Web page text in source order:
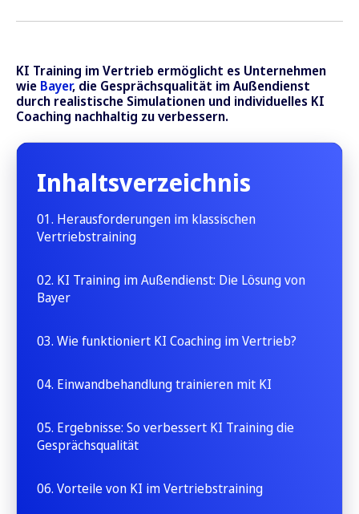
KI Training im Vertrieb ermöglicht es Unternehmen
wie Bayer, die Gesprächsqualität im Außendienst
durch realistische Simulationen und individuelles KI
Coaching nachhaltig zu verbessern.
Inhaltsverzeichnis
01. Herausforderungen im klassischen
Vertriebstraining
02. KI Training im Außendienst: Die Lösung von
Bayer
03. Wie funktioniert KI Coaching im Vertrieb?
04. Einwandbehandlung trainieren mit KI
05. Ergebnisse: So verbessert KI Training die
Gesprächsqualität
06. Vorteile von KI im Vertriebstraining